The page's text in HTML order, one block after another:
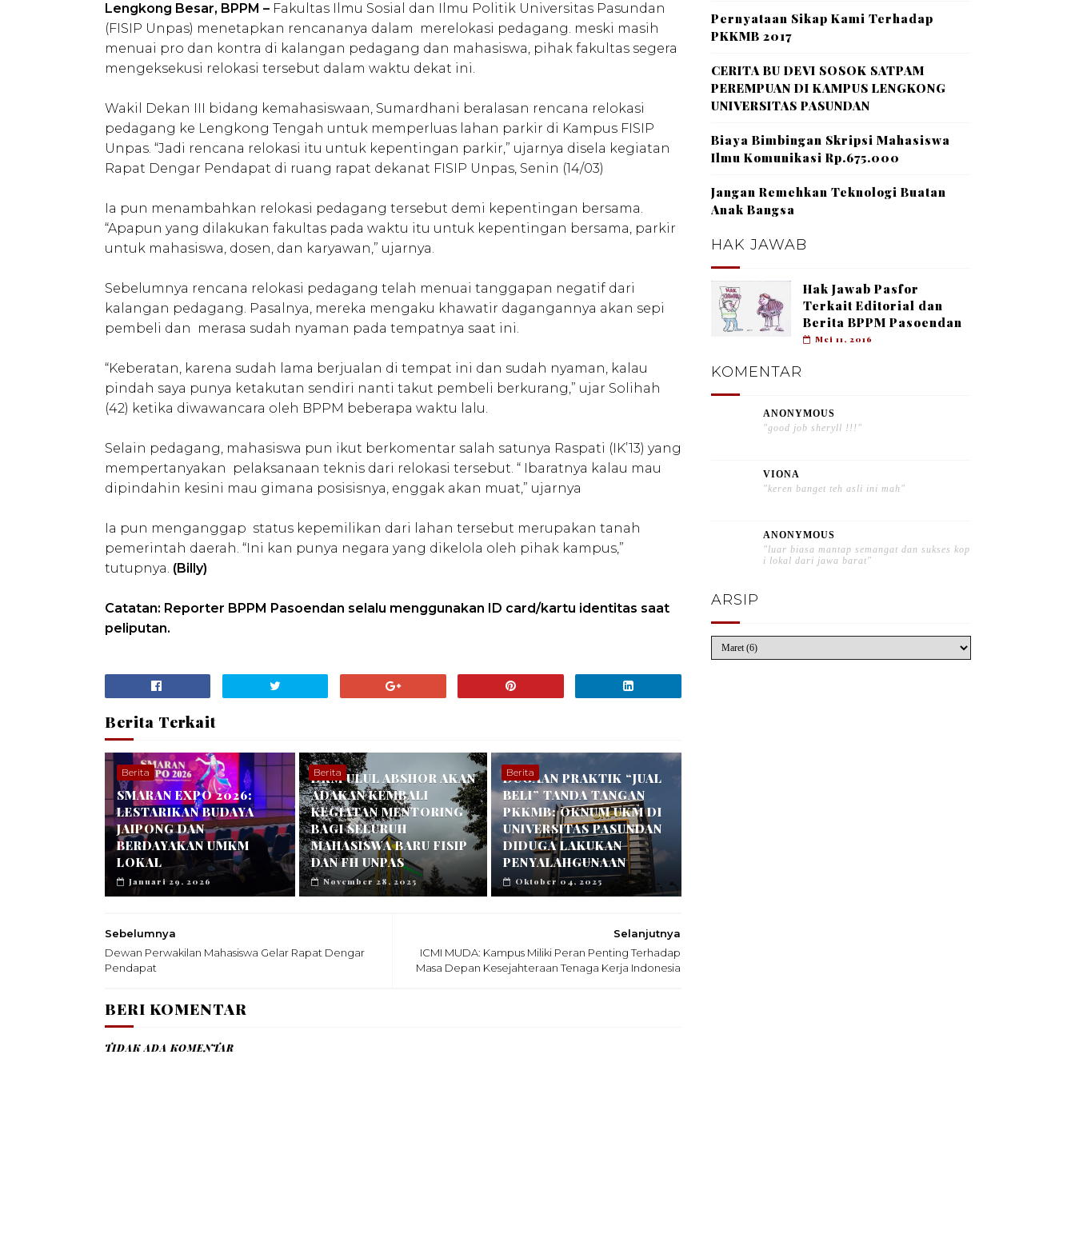
Lengkong Besar, BPPM – Fakultas Ilmu Sosial dan Ilmu Politik Universitas Pasundan
(FISIP Unpas) menetapkan rencananya dalam merelokasi pedagang. meski masih
menuai pro dan kontra di kalangan pedagang dan mahasiswa, pihak fakultas segera
mengeksekusi relokasi tersebut dalam waktu dekat ini.
Wakil Dekan III bidang kemahasiswaan, Sumardhani beralasan rencana relokasi
pedagang ke Lengkong Tengah untuk memperluas lahan parkir di Kampus FISIP
Unpas. “Jadi rencana relokasi itu untuk kepentingan parkir,” ujarnya disela kegiatan
Rapat Dengar Pendapat di ruang rapat dekanat FISIP Unpas, Senin (14/03)
Ia pun menambahkan relokasi pedagang tersebut demi kepentingan bersama.
“Apapun yang dilakukan fakultas pada waktu itu untuk kepentingan bersama, parkir
untuk mahasiswa, dosen, dan karyawan,” ujarnya.
Sebelumnya rencana relokasi pedagang telah menuai tanggapan negatif dari
kalangan pedagang. Pasalnya, mereka mengaku khawatir dagangannya akan sepi
pembeli dan merasa sudah nyaman pada tempatnya saat ini.
“Keberatan, karena sudah lama berjualan di tempat ini dan sudah nyaman, kalau
pindah saya punya ketakutan sendiri nanti takut pembeli berkurang,” ujar Solihah
(42) ketika diwawancara oleh BPPM beberapa waktu lalu.
Selain pedagang, mahasiswa pun ikut berkomentar salah satunya Raspati (IK’13) yang
mempertanyakan pelaksanaan teknis dari relokasi tersebut. “ Ibaratnya kalau mau
dipindahin kesini mau gimana posisisnya, enggak akan muat,” ujarnya
Ia pun menganggap status kepemilikan dari lahan tersebut merupakan tanah
pemerintah daerah. “Ini kan punya negara yang dikelola oleh pihak kampus,”
tutupnya. (Billy)
Catatan: Reporter BPPM Pasoendan selalu menggunakan ID card/kartu identitas saat
peliputan.
Berita Terkait
Berita
SMARAN EXPO 2026:
LESTARIKAN BUDAYA
JAIPONG DAN
BERDAYAKAN UMKM
LOKAL
Januari 29, 2026
Berita
DKM ULUL ABSHOR AKAN
ADAKAN KEMBALI
KEGIATAN MENTORING
BAGI SELURUH
MAHASISWA BARU FISIP
DAN FH UNPAS
November 28, 2025
Berita
DUGAAN PRAKTIK “JUAL
BELI” TANDA TANGAN
PKKMB: OKNUM UKM DI
UNIVERSITAS PASUNDAN
DIDUGA LAKUKAN
PENYALAHGUNAAN
Oktober 04, 2025
Selanjutnya
ICMI MUDA: Kampus Miliki Peran Penting Terhadap
Masa Depan Kesejahteraan Tenaga Kerja Indonesia
Sebelumnya
Dewan Perwakilan Mahasiswa Gelar Rapat Dengar
Pendapat
BERI KOMENTAR
TIDAK ADA KOMENTAR
Pernyataan Sikap Kami Terhadap
PKKMB 2017
CERITA BU DEVI SOSOK SATPAM
PEREMPUAN DI KAMPUS LENGKONG
UNIVERSITAS PASUNDAN
Biaya Bimbingan Skripsi Mahasiswa
Ilmu Komunikasi Rp.675.000
Jangan Remehkan Teknologi Buatan
Anak Bangsa
HAK JAWAB
Hak Jawab Pasfor
Terkait Editorial dan
Berita BPPM Pasoendan
Mei 11, 2016
KOMENTAR
ANONYMOUS
"good job sheryll !!!"
VIONA
"keren banget teh asli ini mah"
ANONYMOUS
"luar biasa mantap semangat dan sukses kop
i lokal dari jawa barat"
ARSIP